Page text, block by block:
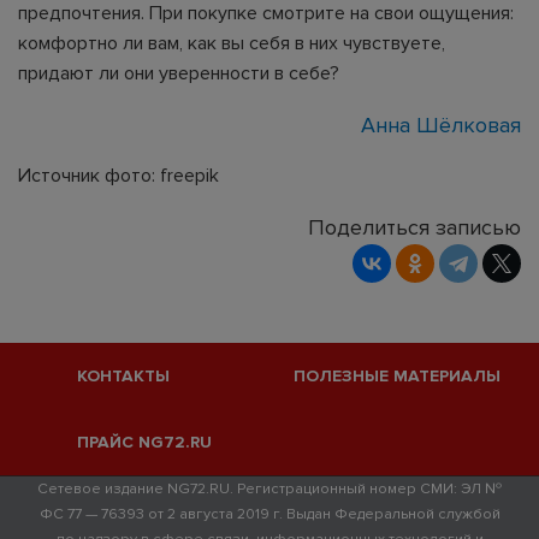
предпочтения. При покупке смотрите на свои ощущения:
комфортно ли вам, как вы себя в них чувствуете,
придают ли они уверенности в себе?
Анна Шёлковая
Источник фото: freepik
Поделиться записью
КОНТАКТЫ ПОЛЕЗНЫЕ МАТЕРИАЛЫ
ПРАЙС NG72.RU
Сетевое издание NG72.RU. Регистрационный номер СМИ: ЭЛ №
ФС 77 — 76393 от 2 августа 2019 г. Выдан Федеральной службой